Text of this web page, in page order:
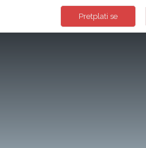
Pretplati se